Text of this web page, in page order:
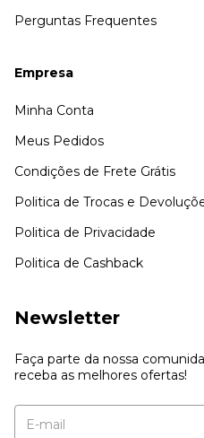
Perguntas Frequentes
Empresa
Minha Conta
Meus Pedidos
Condições de Frete Grátis
Politica de Trocas e
Politica de Privacidade
Politica de Cashback
Newsletter
Faça parte da nossa
receba as melhores ofertas!